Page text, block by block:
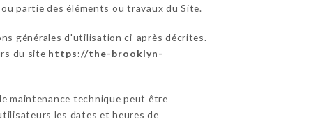
partie des éléments ou travaux du Site.
générales d'utilisation ci-après décrites.
du site https://the-brooklyn-
maintenance technique peut être
les dates et heures de